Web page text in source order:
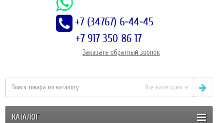
+7 (34767) 6-44-45
+7 917 350 86 17
Заказать обратный звонок
Все категории
КАТАЛОГ